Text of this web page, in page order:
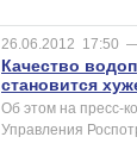
26.06.2012 17:50
Качество
становится
Об этом на пресс-
Управления